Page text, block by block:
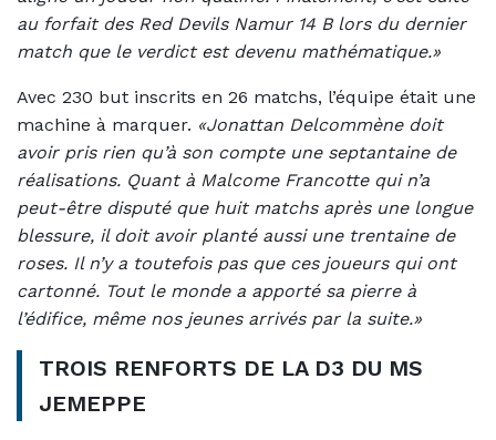
au forfait des Red Devils Namur 14 B lors du dernier
match que le verdict est devenu mathématique.»
Avec 230 but inscrits en 26 matchs, l’équipe était une
machine à marquer. «Jonattan Delcommène doit
avoir pris rien qu’à son compte une septantaine de
réalisations. Quant à Malcome Francotte qui n’a
peut-être disputé que huit matchs après une longue
blessure, il doit avoir planté aussi une trentaine de
roses. Il n’y a toutefois pas que ces joueurs qui ont
cartonné. Tout le monde a apporté sa pierre à
l’édifice, même nos jeunes arrivés par la suite.»
TROIS RENFORTS DE LA D3 DU MS
JEMEPPE